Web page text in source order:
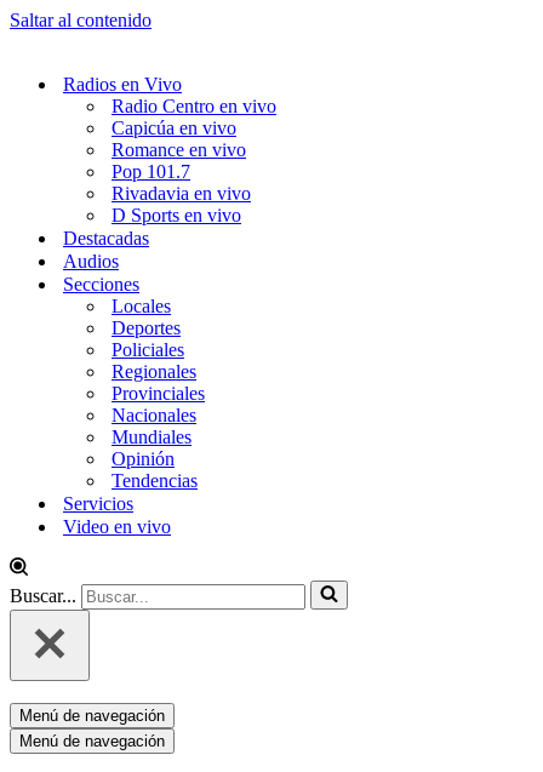
Saltar al contenido
Radios en Vivo
Radio Centro en vivo
Capicúa en vivo
Romance en vivo
Pop 101.7
Rivadavia en vivo
D Sports en vivo
Destacadas
Audios
Secciones
Locales
Deportes
Policiales
Regionales
Provinciales
Nacionales
Mundiales
Opinión
Tendencias
Servicios
Video en vivo
Buscar...
Menú de navegación
Menú de navegación